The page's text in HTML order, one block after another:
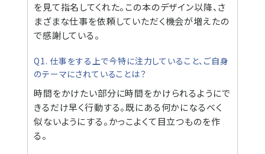
を見て指名してくれた。この本のデザイン以降、さ
まざまな仕事を依頼していただく機会が増えたの
で感謝している。
Q1. 仕事をする上で今特に注力していること、ご自身
のテーマにされていることは？
時間をかけたい部分に時間をかけられるようにで
きるだけ早く行動する。既にある何かになるべく
似ないようにする。かっこよくて目立つものを作
る。